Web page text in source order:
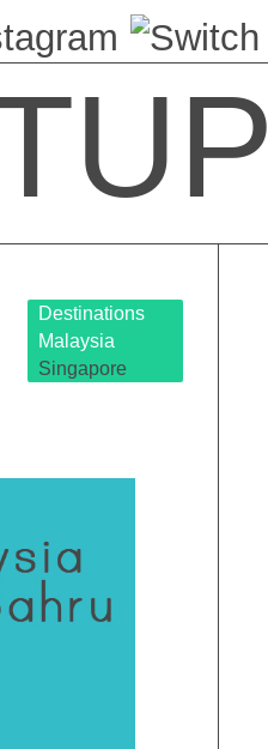
Destinations
Malaysia
Singapore